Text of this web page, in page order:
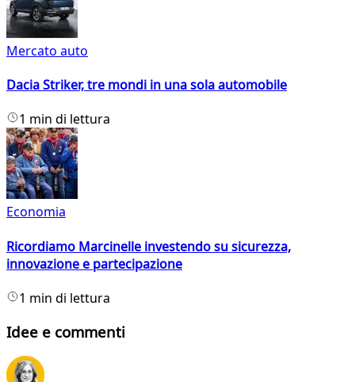
Mercato auto
Dacia Striker, tre mondi in una sola automobile
1 min di lettura
Economia
Ricordiamo Marcinelle investendo su sicurezza,
innovazione e partecipazione
1 min di lettura
Idee e commenti